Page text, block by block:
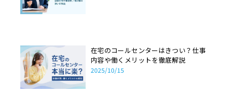
在宅のコールセンターはきつい？仕事
内容や働くメリットを徹底解説
2025/10/15